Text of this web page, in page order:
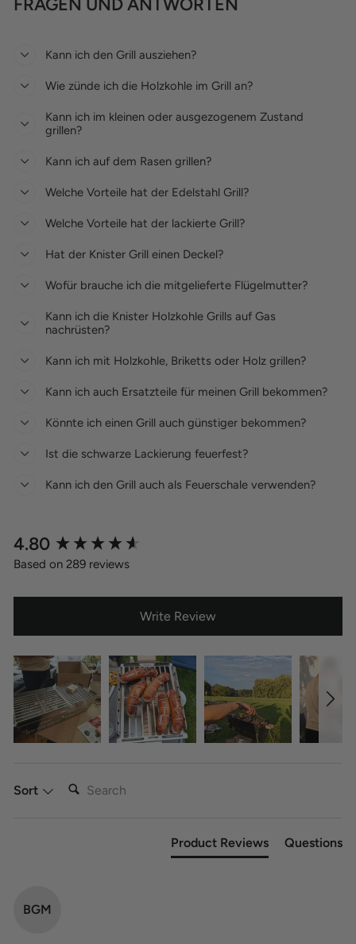
Kann ich den Grill ausziehen?
Wie zünde ich die Holzkohle im Grill an?
Kann ich im kleinen oder ausgezogenem Zustand
grillen?
Kann ich auf dem Rasen grillen?
Welche Vorteile hat der Edelstahl Grill?
Welche Vorteile hat der lackierte Grill?
Hat der Knister Grill einen Deckel?
Wofür brauche ich die mitgelieferte Flügelmutter?
Kann ich die Knister Holzkohle Grills auf Gas
nachrüsten?
Kann ich mit Holzkohle, Briketts oder Holz grillen?
Kann ich auch Ersatzteile für meinen Grill bekommen?
Könnte ich einen Grill auch günstiger bekommen?
Ist die schwarze Lackierung feuerfest?
Kann ich den Grill auch als Feuerschale verwenden?
4.80
Based on 289 reviews
Write Review
Sort
Product Reviews Questions
BGM
New content loaded